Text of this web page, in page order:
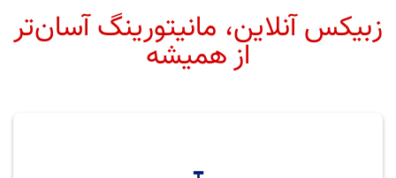
زبیکس آنلاین، مانیتورینگ آسان‌تر
از همیشه